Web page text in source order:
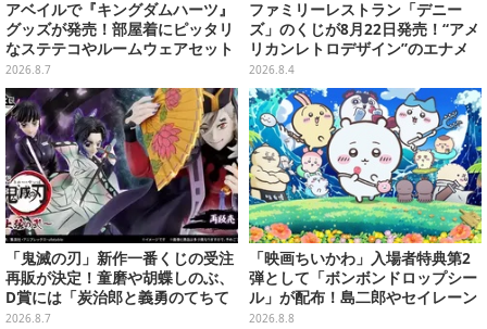
アベイルで『キングダムハーツ』
グッズが発売！部屋着にピッタリ
なステテコやルームウェアセット
2026.8.7
ファミリーレストラン「デニー
ズ」のくじが8月22日発売！“アメ
リカンレトロデザイン”のエナメ
ルバッグやTシャツなど、日常使
いできるグッズを用意
2026.8.4
「鬼滅の刃」新作一番くじの受注
再販が決定！童磨や胡蝶しのぶ、
D賞には「炭治郎と義勇のてちて
ちフィギュア」も
2026.8.7
「映画ちいかわ」入場者特典第2
弾として「ボンボンドロップシー
ル」が配布！島二郎やセイレーン
はもちろん、人魚のウロコまで…
2026.8.8